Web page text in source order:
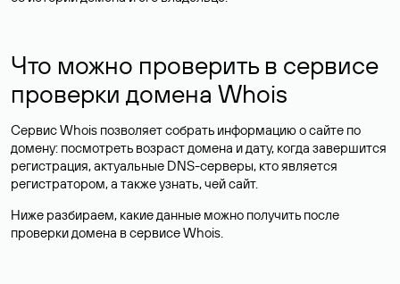
Что можно проверить в сервисе
проверки домена Whois
Сервис Whois позволяет собрать информацию о сайте по
домену: посмотреть возраст домена и дату, когда завершится
регистрация, актуальные DNS-серверы, кто является
регистратором, а также узнать, чей сайт.
Ниже разбираем, какие данные можно получить после
проверки домена в сервисе Whois.